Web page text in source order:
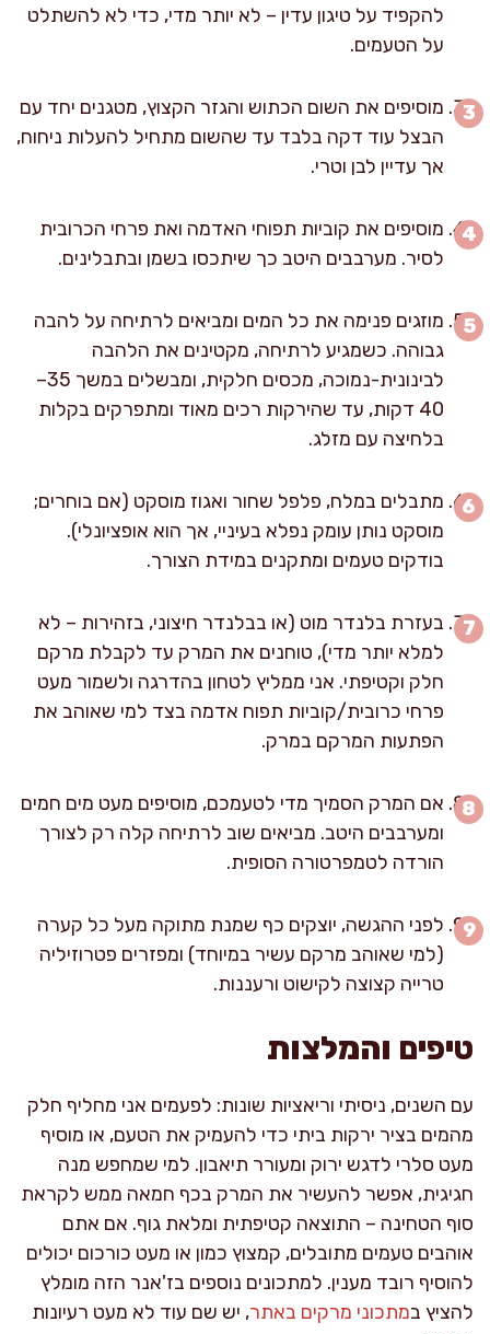
להקפיד על טיגון עדין – לא יותר מדי, כדי לא להשתלט
על הטעמים.
מוסיפים את השום הכתוש והגזר הקצוץ, מטגנים יחד עם
הבצל עוד דקה בלבד עד שהשום מתחיל להעלות ניחוח,
אך עדיין לבן וטרי.
מוסיפים את קוביות תפוחי האדמה ואת פרחי הכרובית
לסיר. מערבבים היטב כך שיתכסו בשמן ובתבלינים.
מוזגים פנימה את כל המים ומביאים לרתיחה על להבה
גבוהה. כשמגיע לרתיחה, מקטינים את הלהבה
לבינונית-נמוכה, מכסים חלקית, ומבשלים במשך 35–
40 דקות, עד שהירקות רכים מאוד ומתפרקים בקלות
בלחיצה עם מזלג.
מתבלים במלח, פלפל שחור ואגוז מוסקט (אם בוחרים;
מוסקט נותן עומק נפלא בעיניי, אך הוא אופציונלי).
בודקים טעמים ומתקנים במידת הצורך.
בעזרת בלנדר מוט (או בבלנדר חיצוני, בזהירות – לא
למלא יותר מדי), טוחנים את המרק עד לקבלת מרקם
חלק וקטיפתי. אני ממליץ לטחון בהדרגה ולשמור מעט
פרחי כרובית/קוביות תפוח אדמה בצד למי שאוהב את
הפתעות המרקם במרק.
אם המרק הסמיך מדי לטעמכם, מוסיפים מעט מים חמים
ומערבבים היטב. מביאים שוב לרתיחה קלה רק לצורך
הורדה לטמפרטורה הסופית.
לפני ההגשה, יוצקים כף שמנת מתוקה מעל כל קערה
(למי שאוהב מרקם עשיר במיוחד) ומפזרים פטרוזיליה
טרייה קצוצה לקישוט ורעננות.
טיפים והמלצות
עם השנים, ניסיתי וריאציות שונות: לפעמים אני מחליף חלק
מהמים בציר ירקות ביתי כדי להעמיק את הטעם, או מוסיף
מעט סלרי לדגש ירוק ומעורר תיאבון. למי שמחפש מנה
חגיגית, אפשר להעשיר את המרק בכף חמאה ממש לקראת
סוף הטחינה – התוצאה קטיפתית ומלאת גוף. אם אתם
אוהבים טעמים מתובלים, קמצוץ כמון או מעט כורכום יכולים
להוסיף רובד מענין. למתכונים נוספים בז'אנר הזה מומלץ
להציץ במתכוני מרקים באתר, יש שם עוד לא מעט רעיונות